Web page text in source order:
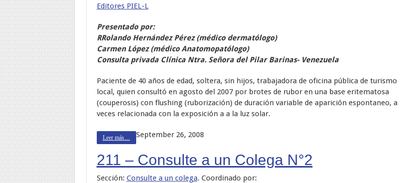
Editores PIEL-L
Presentado por:
RRolando Hernández Pérez (médico dermatólogo)
Carmen López (médico Anatomopatólogo)
Consulta privada Clínica Ntra. Señora del Pilar Barinas- Venezuela
Paciente de 40 años de edad, soltera, sin hijos, trabajadora de oficina pública de turismo
local, quien consultó en agosto del 2007 por brotes de rubor en una base eritematosa
(couperosis) con flushing (ruborización) de duración variable de aparición espontaneo, a
veces relacionada con la exposición a a la luz solar.
Leer más… September 26, 2008
211 – Consulte a un Colega N°2
Sección: Consulte a un colega. Coordinado por: